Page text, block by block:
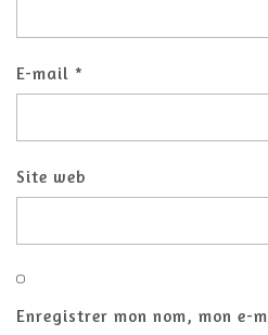
E-mail *
Site web
Enregistrer mon nom, mon e-